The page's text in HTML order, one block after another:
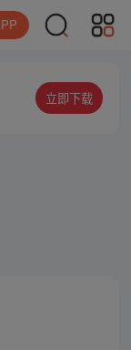
立即下载